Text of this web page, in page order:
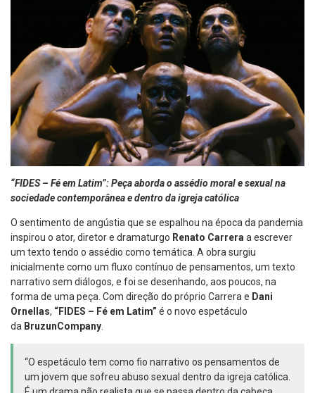
“FIDES – Fé em Latim”: Peça aborda o assédio moral e sexual na
sociedade contemporânea e dentro da igreja católica
O sentimento de angústia que se espalhou na época da pandemia
inspirou o ator, diretor e dramaturgo Renato Carrera a escrever
um texto tendo o assédio como temática. A obra surgiu
inicialmente como um fluxo contínuo de pensamentos, um texto
narrativo sem diálogos, e foi se desenhando, aos poucos, na
forma de uma peça. Com direção do próprio Carrera e Dani
Ornellas, “FIDES – Fé em Latim” é o novo espetáculo
da BruzunCompany
“O espetáculo tem como fio narrativo os pensamentos de
um jovem que sofreu abuso sexual dentro da igreja católica.